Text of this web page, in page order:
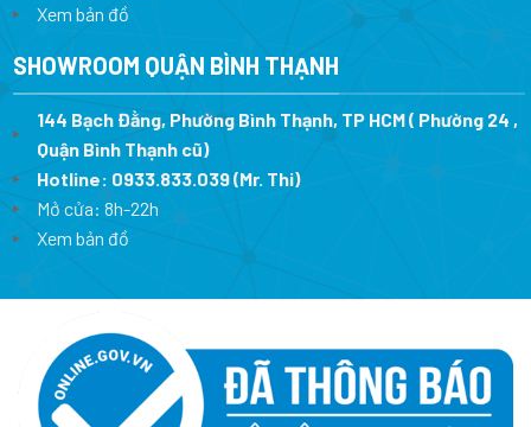
Xem bản đồ
SHOWROOM QUẬN BÌNH THẠNH
144 Bạch Đằng, Phường Bình Thạnh, TP HCM ( Phường 24 ,
Quận Bình Thạnh cũ)
Hotline: 0933.833.039(Mr. Thi)
Mở cửa: 8h-22h
Xem bản đồ